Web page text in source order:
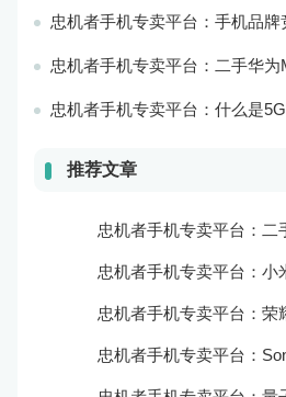
忠机者手机专卖平台：手机品牌竞争
忠机者手机专卖平台：二手华为Mate 40 Pro
忠机者手机专卖平台：什么是
推荐文章